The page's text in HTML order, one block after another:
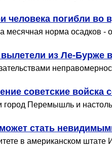
человека погибли во
месячная норма осадков
из Ле-Бурже
советские
город Перемышль и
стать
в американском